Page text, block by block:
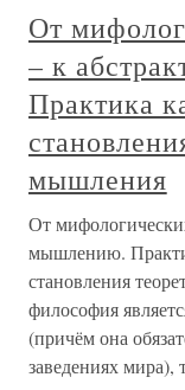
От
– к
Практика
мышления
От
мышлению.
становления
философия
(причём она
заведениях мира),